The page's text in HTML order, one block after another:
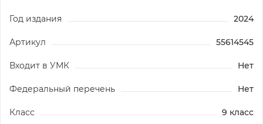
Год издания 2024
Артикул 55614545
Входит в УМК Нет
Федеральный перечень Нет
Класс 9 класс